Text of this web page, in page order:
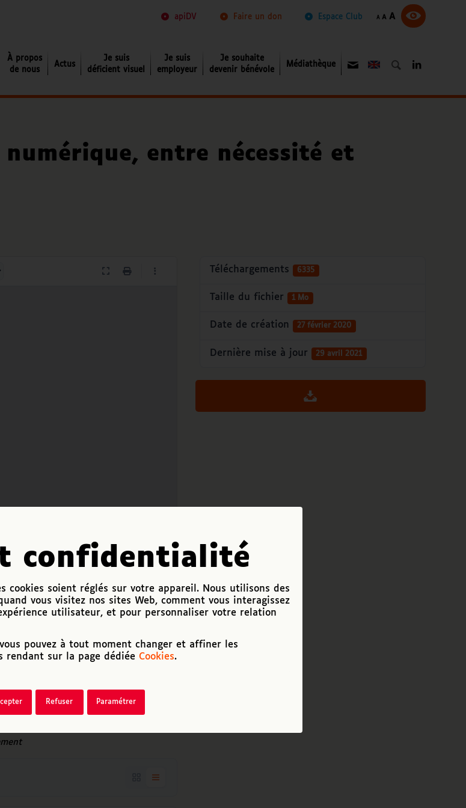
confidentialité
cookies soient réglés sur votre appareil. Nous utilisons des
vous visitez nos sites Web, comment vous interagissez
utilisateur, et pour personnaliser votre relation
pouvez à tout moment changer et affiner les
rendant sur la page dédiée Cookies.
Refuser Paramétrer
apiDV Faire un don Espace Club A Diminuer
A Réinitialiser
AAugmenter
la
taille
À propos
de nous
Actus
Je suis déficient visuel
Je suis
déficient visuel
Je suis
employeur
Je souhaite
devenir bénévole
Médiathèque About
numérique, entre nécessité et
Téléchargements 6335
Taille du fichier 1 Mo
Date de création 27 février 2020
Dernière mise à jour 29 avril 2021